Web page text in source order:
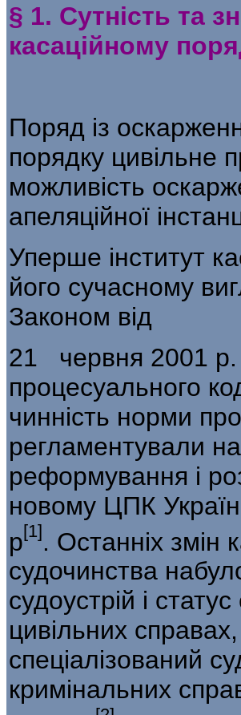
§ 1. Сутність та
касаційному
Поряд із
порядку цивільне
можливість
апеляційної
Уперше інститут
його сучасному
Законом від
21 червня 2001 р.
процесуального
чинність норми
регламентували
реформування і
ново­му ЦПК
р[1]. Останніх змін
судочинства
судоустрій і
цивільних
спеціалізований
кримінальних